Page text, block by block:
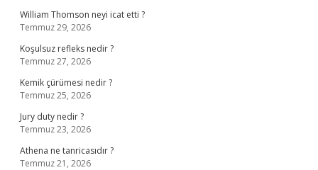
William Thomson neyi icat etti ?
Temmuz 29, 2026
Koşulsuz refleks nedir ?
Temmuz 27, 2026
Kemik çürümesi nedir ?
Temmuz 25, 2026
Jury duty nedir ?
Temmuz 23, 2026
Athena ne tanricasıdır ?
Temmuz 21, 2026